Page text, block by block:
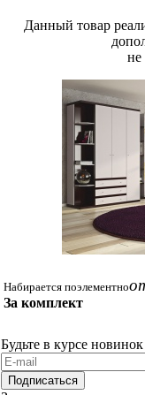
Данный товар
не
Набирается поэлементно
За комплект
Будьте в курсе новинок
Подписаться